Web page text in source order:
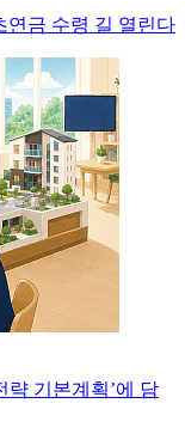
연금 수령 길 열린다
략 기본계획’에 담